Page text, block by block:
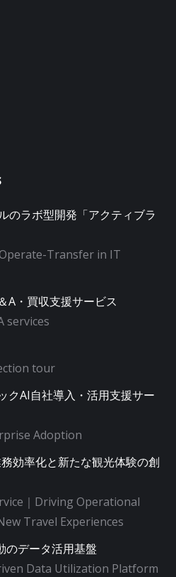
のラボ型開発「アクティブラ
Transfer in IT
A・買収支援サービス
services
tour
クAI自社導入・活用支援サー
Adoption
効率化と新たな観光体験の創
｜Driving Operational
Travel Experiences
データ活用基盤
Data Utilization Platform